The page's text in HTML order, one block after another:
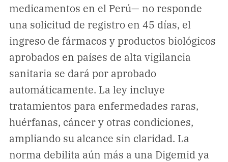
COBERTURAS
Comprueba
Climatopedia
Medio ambiente
Salud mental
Género
Sobremesa
medicamentos en el Perú— no responde
una solicitud de registro en 45 días, el
ingreso de fármacos y productos biológicos
aprobados en países de alta vigilancia
sanitaria se dará por aprobado
automáticamente. La ley incluye
tratamientos para enfermedades raras,
huérfanas, cáncer y otras condiciones,
ampliando su alcance sin claridad. La
norma debilita aún más a una Digemid ya